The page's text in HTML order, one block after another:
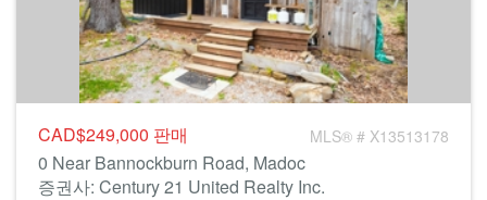
CAD$249,000 판매 MLS® # X13513178
0 Near Bannockburn Road, Madoc
증권사: Century 21 United Realty Inc.